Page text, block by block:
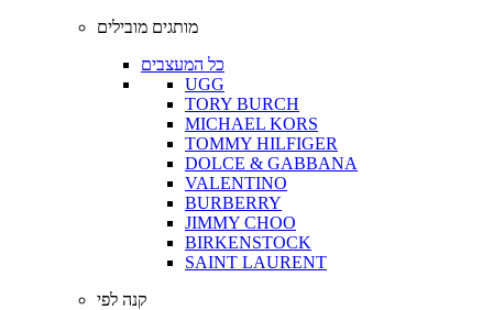
מותגים מובילים
כל המעצבים
UGG
TORY BURCH
MICHAEL KORS
TOMMY HILFIGER
DOLCE & GABBANA
VALENTINO
BURBERRY
JIMMY CHOO
BIRKENSTOCK
SAINT LAURENT
קנה לפי